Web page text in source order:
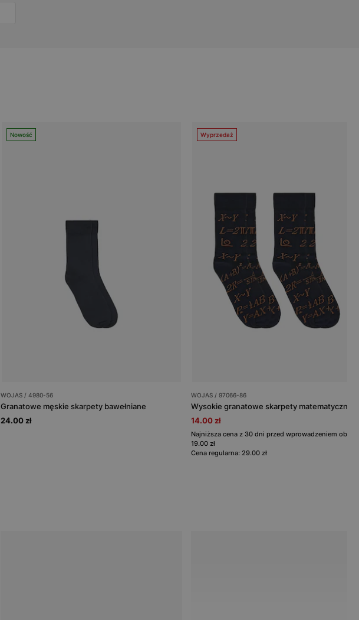
Nowość
WOJAS / 4980-56
Granatowe męskie skarpety bawełniane
24.00 zł
Wyprzedaż
WOJAS / 97066-86
Wysokie granatowe skarpety matematyczne
14.00 zł
Najniższa cena z 30 dni przed wprowadzeniem
19.00 zł
Cena regularna: 29.00 zł